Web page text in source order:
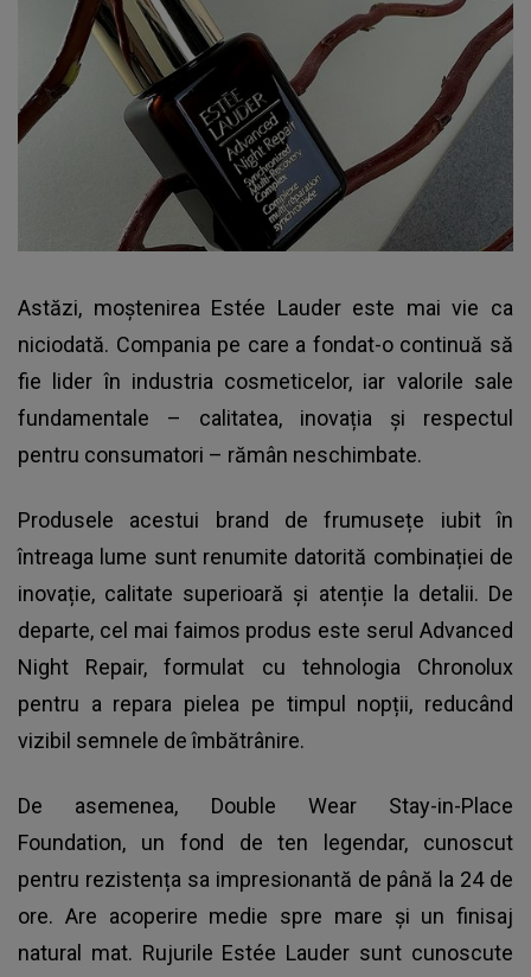
Astăzi, moștenirea Estée Lauder este mai vie ca
niciodată. Compania pe care a fondat-o continuă să
fie lider în industria cosmeticelor, iar valorile sale
fundamentale – calitatea, inovația și respectul
pentru consumatori – rămân neschimbate.
Produsele acestui brand de frumusețe iubit în
întreaga lume sunt renumite datorită combinației de
inovație, calitate superioară și atenție la detalii. De
departe, cel mai faimos produs este serul Advanced
Night Repair, formulat cu tehnologia Chronolux
pentru a repara pielea pe timpul nopții, reducând
vizibil semnele de îmbătrânire.
De asemenea, Double Wear Stay-in-Place
Foundation, un fond de ten legendar, cunoscut
pentru rezistența sa impresionantă de până la 24 de
ore. Are acoperire medie spre mare și un finisaj
natural mat. Rujurile Estée Lauder sunt cunoscute